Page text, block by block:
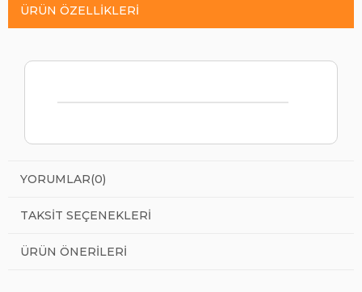
ÜRÜN ÖZELLIKLERI
YORUMLAR(0)
TAKSIT SEÇENEKLERI
ÜRÜN ÖNERILERI